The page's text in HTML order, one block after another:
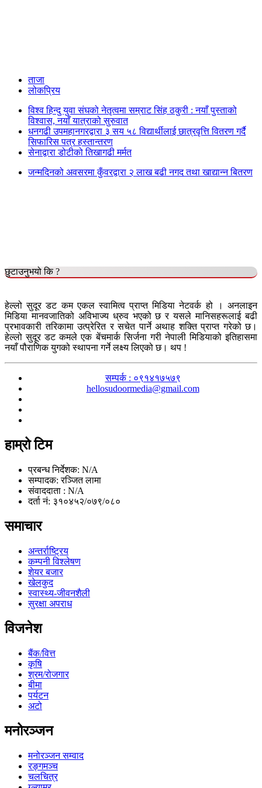
ताजा
लोकप्रिय
विश्व हिन्दु युवा संघको नेतृत्वमा सम्राट सिंह ठकुरी : नयाँ पुस्ताको
विश्वास, नयाँ यात्राको सुरुवात
धनगढी उपमहानगरद्वारा ३ सय ५८ विद्यार्थीलाई छात्रवृत्ति वितरण गर्दै
सिफारिस पत्र हस्तान्तरण
सेनाद्वारा डोटीको तिखागढी मर्मत
जन्मदिनको अवसरमा कुँवरद्वारा २ लाख बढी नगद तथा खाद्यान्न बितरण
छुटाउनुभयो कि ?
हेल्लो सुदूर डट कम एकल स्वामित्व प्राप्त मिडिया नेटवर्क हो । अनलाइन
मिडिया मानवजातिको अविभाज्य ध्रुव भएको छ र यसले मानिसहरूलाई बढी
प्रभावकारी तरिकामा उत्प्रेरित र सचेत पार्ने अथाह शक्ति प्राप्त गरेको छ।
हेल्लो सुदूर डट कमले एक बेंचमार्क सिर्जना गरी नेपाली मिडियाको इतिहासमा
नयाँ पौराणिक युगको स्थापना गर्ने लक्ष्य लिएको छ। थप !
सम्पर्क : ०९१४१७५७९
hellosudoormedia@gmail.com
हाम्रो टिम
प्रबन्ध निर्देशक: N/A
सम्पादक: रञ्जित लामा
संवाददाता : N/A
दर्ता नं: ३१०४५२/०७९/०८०
समाचार
अन्तर्राष्ट्रिय
कम्पनी विश्लेषण
शेयर बजार
खेलकुद
स्वास्थ्य-जीवनशैली
सुरक्षा अपराध
विजनेश
बैंक/वित्त
कृषि
श्रम/रोजगार
बीमा
पर्यटन
अटो
मनोरञ्जन
मनोरञ्जन सम्वाद
रङ्गमञ्च
चलचित्र